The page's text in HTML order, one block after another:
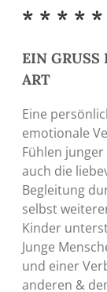
* * * * *
EIN GRUSS
ART
Eine
emotionale
Fühlen
auch die
Begleitung
selbst
Kinder
Junge
und einer
anderen &